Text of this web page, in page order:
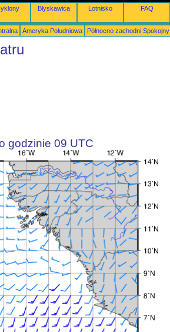
Błyskawica Lotnisko FAQ
Ameryka Południowa Północno zachodni Spokojny
godzinie 09 UTC